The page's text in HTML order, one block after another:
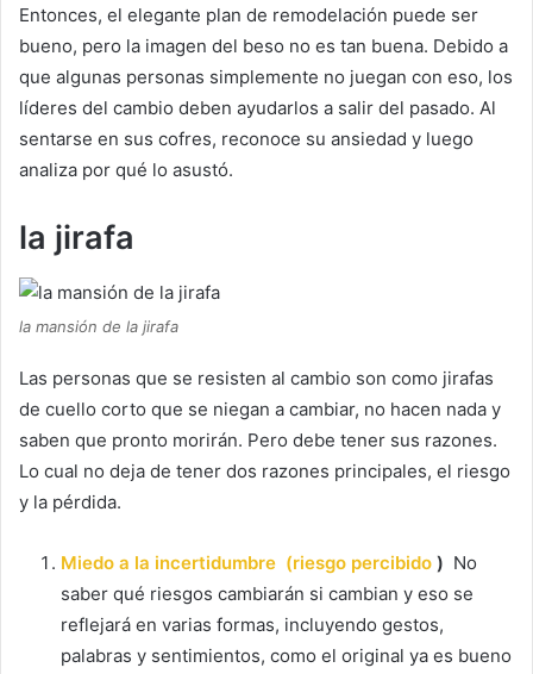
Entonces, el elegante plan de remodelación puede ser
bueno, pero la imagen del beso no es tan buena. Debido a
que algunas personas simplemente no juegan con eso, los
líderes del cambio deben ayudarlos a salir del pasado. Al
sentarse en sus cofres, reconoce su ansiedad y luego
analiza por qué lo asustó.
la jirafa
la mansión de la jirafa
Las personas que se resisten al cambio son como jirafas
de cuello corto que se niegan a cambiar, no hacen nada y
saben que pronto morirán. Pero debe tener sus razones.
Lo cual no deja de tener dos razones principales, el riesgo
y la pérdida.
Miedo a la incertidumbre (riesgo percibido ) No
saber qué riesgos cambiarán si cambian y eso se
reflejará en varias formas, incluyendo gestos,
palabras y sentimientos, como el original ya es bueno